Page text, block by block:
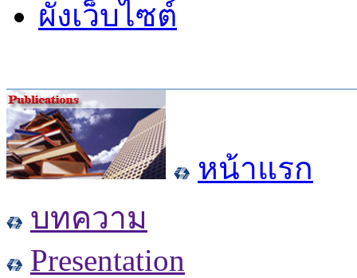
ผังเว็บไซต์
หน้าแรก
บทความ
Presentation